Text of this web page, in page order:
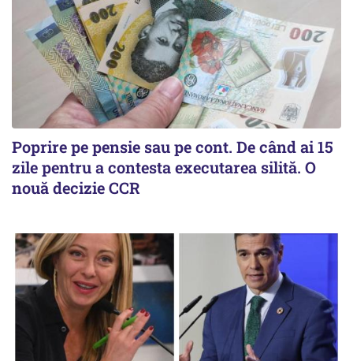
Poprire pe pensie sau pe cont. De când ai 15
zile pentru a contesta executarea silită. O
nouă decizie CCR